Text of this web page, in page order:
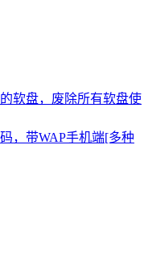
软盘，废除所有软盘使
，带WAP手机端[多种